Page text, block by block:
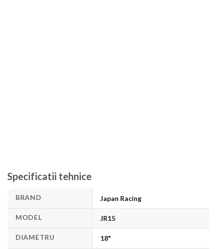
Specificatii tehnice
BRAND Japan Racing
MODEL JR15
DIAMETRU 18"